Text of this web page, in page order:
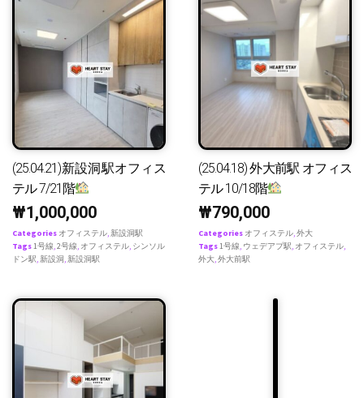
(25.04.21)新設洞駅オフィス
テル 7/21階
₩1,000,000
Categories オフィステル,新設洞駅
Tags1号線,2号線, オフィステル, シンソル
ドン駅,新設洞,新設洞駅
(25.04.18) 外大前駅 オフィス
テル 10/18階
₩790,000
Categories オフィステル,外大
Tags1号線, ウェデアプ駅, オフィステル,
外大,外大前駅